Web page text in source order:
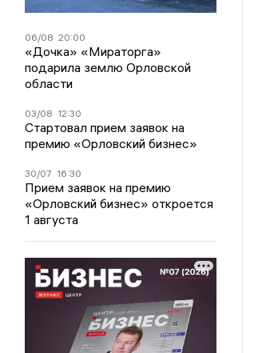
06/08 20:00
«Дочка» «Мираторга»
подарила землю Орловской
области
03/08 12:30
Стартовал прием заявок на
премию «Орловский бизнес»
30/07 16:30
Прием заявок на премию
«Орловский бизнес» откроется
1 августа